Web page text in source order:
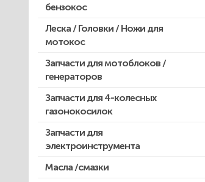
бензокос
Запчасти для Китайских триммеров
Запчасти для мотокос Stihl
/Husqvarna /Oleo-mac /Echo и др.
Леска / Головки / Ножи для
мотокос
Запчасти для мотоблоков /
генераторов
Запчасти для 4-колесных
газонокосилок
Запчасти для
электроинструмента
Двигатели, редукторы для
Масла /смазки